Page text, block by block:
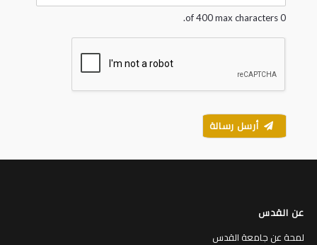
*
0 of 400 max characters.
أرسل رسالة
عن القدس
لمحة عن جامعة القدس